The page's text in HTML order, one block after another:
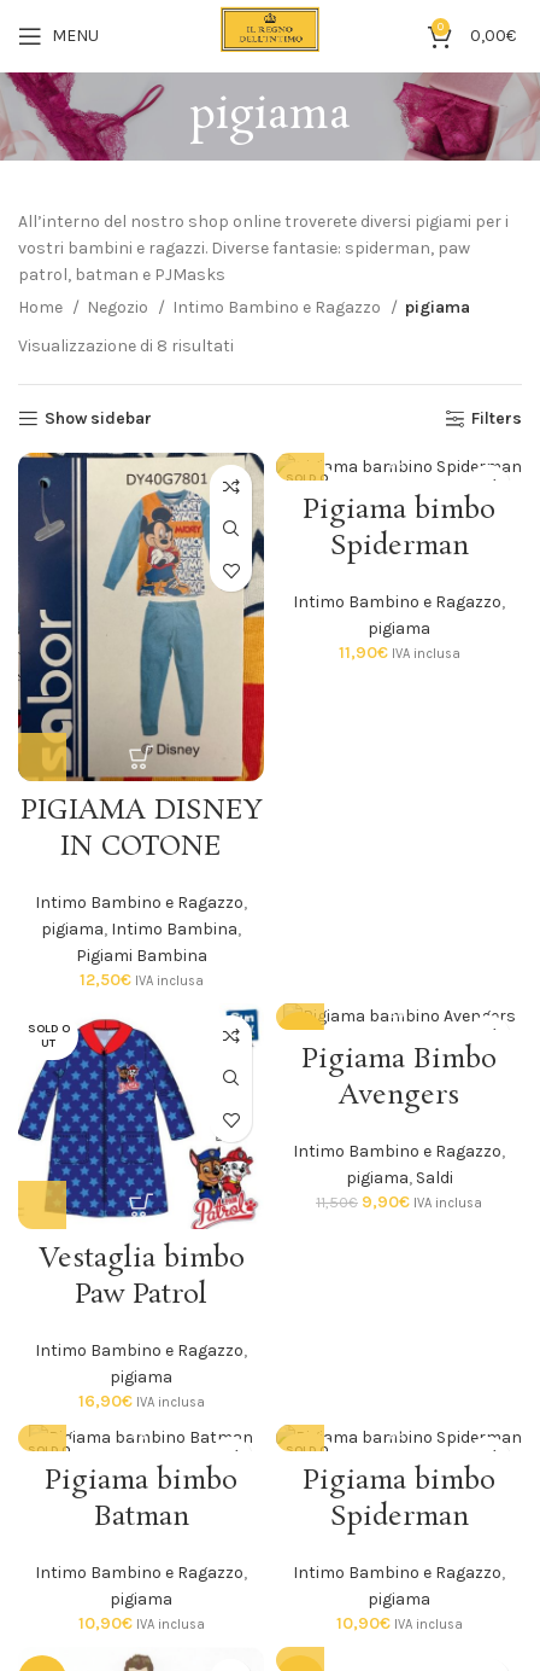
MENU 0 0,00€
pigiama
All’interno del nostro shop online troverete diversi pigiami per i
vostri bambini e ragazzi. Diverse fantasie: spiderman, paw
patrol, batman e PJMasks
Home
Negozio Intimo Bambino e Ragazzo
pigiama
Visualizzazione di 8 risultati
Show sidebar Filters
PIGIAMA DISNEY
IN COTONE
Intimo Bambino e Ragazzo,
pigiama, Intimo Bambina,
Pigiami Bambina
12,50€ IVA inclusa
SOLD O
Pigiama bimbo
Spiderman
Intimo Bambino e Ragazzo,
pigiama
11,90€ IVA inclusa
SOLD O
UT
Vestaglia bimbo
Paw Patrol
Intimo Bambino e Ragazzo,
pigiama
16,90€ IVA inclusa
Pigiama Bimbo
Avengers
Intimo Bambino e Ragazzo,
pigiama, Saldi
11,50€ 9,90€ IVA inclusa
SOLD O
Pigiama bimbo
Batman
Intimo Bambino e Ragazzo,
pigiama
10,90€ IVA inclusa
SOLD O
Pigiama bimbo
Spiderman
Intimo Bambino e Ragazzo,
pigiama
10,90€ IVA inclusa